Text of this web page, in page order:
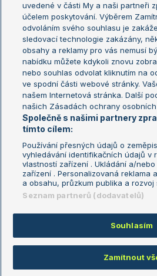
US Open
Turnaj
Turnaj
Aktualní trendy
Fotbalové přestupy
Livesport Daily
LS Prague Open
Podmínky užití
GDPR a žurnalistika
Reklama
Kontakt
údajů
Copyright © 2008-2026 TenisPortal.cz.
uvedené v části My a naši partneři
účelem poskytování. Výběrem
odvoláním svého souhlasu je
sledovací technologie zakázány,
obsahy a reklamy pro vás nemusí
nabídku můžete kdykoli znovu
nebo souhlas odvolat kliknutím na
ve spodní části webové stránky.
našem Internetová stránka. Další
našich Zásadách ochrany
Společně s našimi partnery
tímto cílem:
Používání přesných údajů o
vyhledávání identifikačních údajů v
vlastností zařízení . Ukládání a/
zařízení . Personalizovaná reklama
a obsahu, průzkum publika a rozvoj
Seznam partnerů (dodavatelů)
Souhlasím
Zamítnout